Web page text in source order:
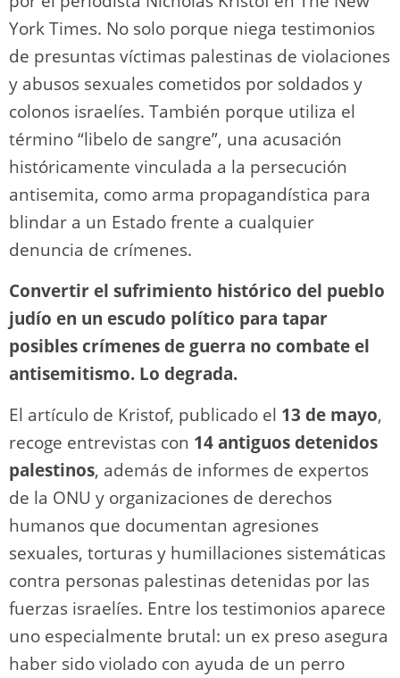
York Times. No solo porque niega testimonios
de presuntas víctimas palestinas de violaciones
y abusos sexuales cometidos por soldados y
colonos israelíes. También porque utiliza el
término “libelo de sangre”, una acusación
históricamente vinculada a la persecución
antisemita, como arma propagandística para
blindar a un Estado frente a cualquier
denuncia de crímenes.
Convertir el sufrimiento histórico del pueblo
judío en un escudo político para tapar
posibles crímenes de guerra no combate el
antisemitismo. Lo degrada.
El artículo de Kristof, publicado el 13 de mayo,
recoge entrevistas con 14 antiguos detenidos
palestinos, además de informes de expertos
de la ONU y organizaciones de derechos
humanos que documentan agresiones
sexuales, torturas y humillaciones sistemáticas
contra personas palestinas detenidas por las
fuerzas israelíes. Entre los testimonios aparece
uno especialmente brutal: un ex preso asegura
haber sido violado con ayuda de un perro